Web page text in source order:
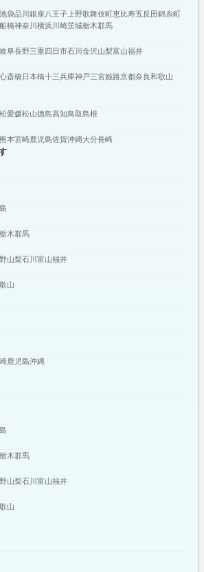
池袋品川銀座 八王子 上野歌舞伎町恵比寿五反田錦糸町
船橋神奈川横浜川崎茨城栃木群馬
岐阜長野三重四日市石川金沢山梨富山福井
心斎橋日本橋十三兵庫神戸三宮姫路京都奈良和歌山
愛媛松山徳島高知鳥取島根
熊本宮崎鹿児島佐賀沖縄大分長崎
栃木群馬
山梨石川富山福井
山
鹿児島沖縄
栃木群馬
山梨石川富山福井
山